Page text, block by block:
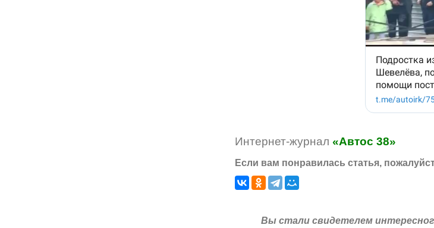
Интернет-журнал «Автос 38»
Если вам понравилась статья,
Вы стали свидетелем